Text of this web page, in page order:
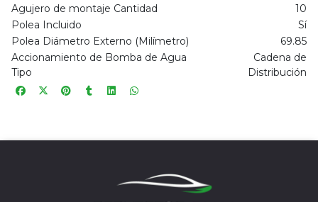
Agujero de montaje Cantidad
10
Polea Incluido
Sí
Polea Diámetro Externo (Milímetro)
69.85
Accionamiento de Bomba de Agua
Tipo
Cadena de
Distribución